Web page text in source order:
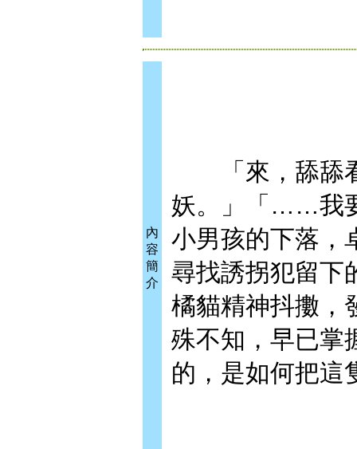
內
容
簡
介
「來，舔舔看
妖。」「……我
小男孩的下落，
尋找誘拐犯留下
橘貓精神抖擻，
殊不知，早已掌
的，是如何把